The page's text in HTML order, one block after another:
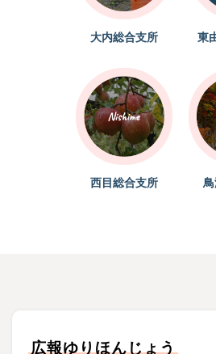
大内総合支所 東
西目総合支所
広報ゆりほんじょう